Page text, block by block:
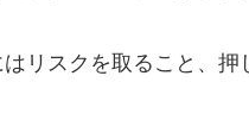
リスクを取ること、押